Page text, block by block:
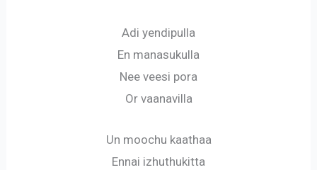
Adi yendipulla
En manasukulla
Nee veesi pora
Or vaanavilla
Un moochu kaathaa
Ennai izhuthukitta